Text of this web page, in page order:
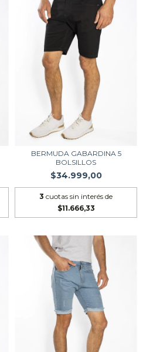
BERMUDA GABARDINA 5
BOLSILLOS
$34.999,00
3 cuotas sin interés de
$11.666,33